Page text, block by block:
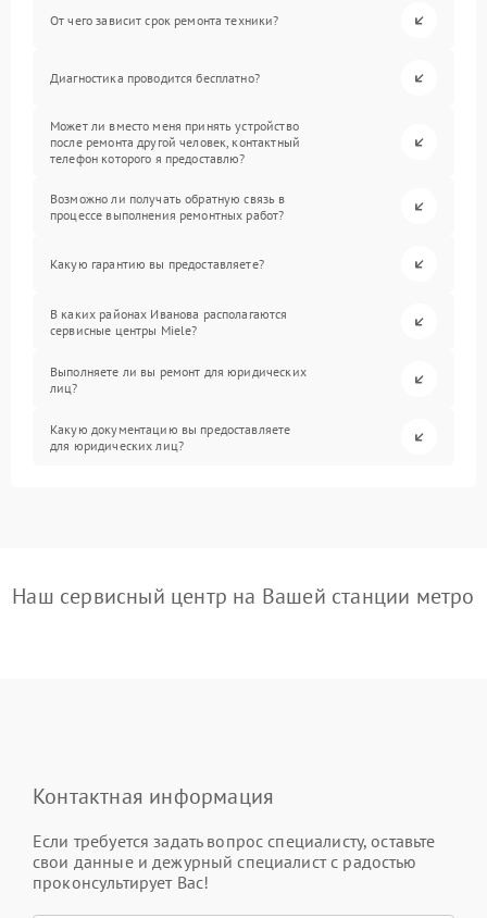
От чего зависит срок ремонта техники?
Диагностика проводится бесплатно?
Может ли вместо меня принять устройство
после ремонта другой человек, контактный
телефон которого я предоставлю?
Возможно ли получать обратную связь в
процессе выполнения ремонтных работ?
Какую гарантию вы предоставляете?
В каких районах Иванова располагаются
сервисные центры Miele?
Выполняете ли вы ремонт для юридических
лиц?
Какую документацию вы предоставляете
для юридических лиц?
Наш сервисный центр на Вашей станции метро
Контактная информация
Если требуется задать вопрос специалисту, оставьте
свои данные и дежурный специалист с радостью
проконсультирует Вас!